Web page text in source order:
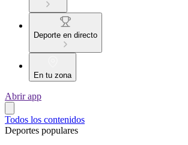
Deporte en directo
En tu zona
Abrir app
Todos los contenidos
Deportes populares